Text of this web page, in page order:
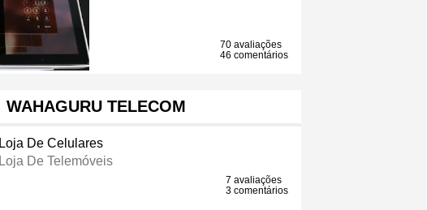
70 avaliações
46 comentários
WAHAGURU TELECOM
Loja De Celulares
Loja De Telemóveis
7 avaliações
3 comentários